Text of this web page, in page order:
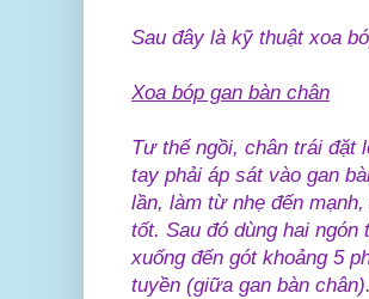
Sau đây là kỹ thuật xoa
Xoa bóp gan bàn chân
Tư thế ngồi, chân trái đặt
tay phải áp sát vào gan
lần, làm từ nhẹ đến
tốt. Sau đó dùng hai
xuống đến gót khoảng 5
tuyền (giữa gan bàn